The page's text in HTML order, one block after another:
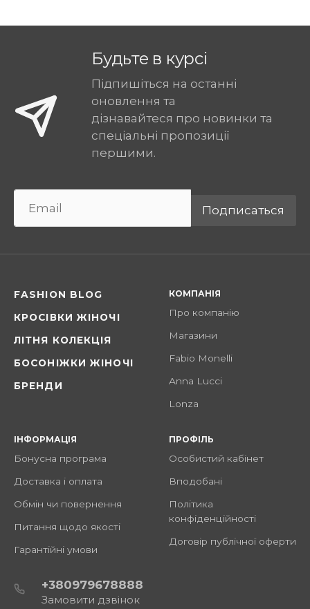
Будьте в курсі
Підпишіться на останні
оновлення та
дізнавайтеся про новинки та
спеціальні пропозиції
першими.
Подписаться
FASHION BLOG
КРОСІВКИ ЖІНОЧІ
ЛІТНЯ КОЛЕКЦІЯ
БОСОНІЖКИ ЖІНОЧІ
БРЕНДИ
КОМПАНІЯ
Про компанію
Магазини
Fabio Monelli
Anna Lucci
Lonza
ІНФОРМАЦІЯ
Бонусна програма
Доставка і оплата
Обмін чи повернення
Питання щодо якості
Гарантійні умови
ПРОФІЛЬ
Особистий кабінет
Вподобані
Політика
конфіденційності
Договір публічної оферти
+380979678888
Замовити дзвінок